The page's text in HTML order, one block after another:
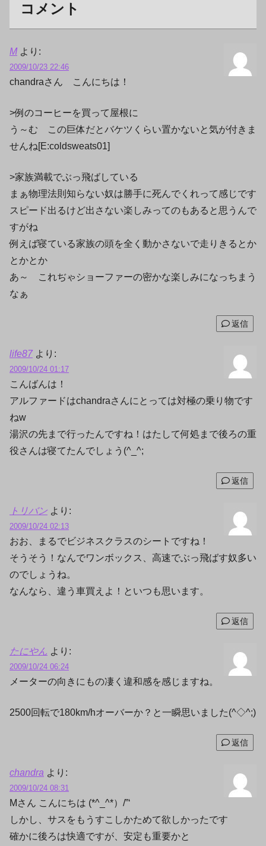
コメント
M より:
2009/10/23 22:46
chandraさん こんにちは！
>例のコーヒーを買って屋根に
う～む この巨体だとバケツくらい置かないと気が付きま
せんね[E:coldsweats01]
>家族満載でぶっ飛ばしている
まぁ物理法則知らない奴は勝手に死んでくれって感じです
スピード出るけど出さない楽しみってのもあると思うんで
すがね
例えば寝ている家族の頭を全く動かさないで走りきるとか
とかとか
あ～ これぢゃショーファーの密かな楽しみになっちまう
なぁ
返信
life87 より:
2009/10/24 01:17
こんばんは！
アルファードはchandraさんにとっては対極の乗り物です
ねw
湯沢の先まで行ったんですね！はたして何処まで後ろの重
役さんは寝てたんでしょう(^_^;
返信
トリバン より:
2009/10/24 02:13
おお、まるでビジネスクラスのシートですね！
そうそう！なんでワンボックス、高速でぶっ飛ばす奴多い
のでしょうね。
なんなら、違う車買えよ！といつも思います。
返信
たにやん より:
2009/10/24 06:24
メーターの向きにもの凄く違和感を感じますね。
2500回転で180km/hオーバーか？と一瞬思いました(^◇^;)
返信
chandra より:
2009/10/24 08:31
Mさん こんにちは (*^_^*）/”‘
しかし、サスをもうすこしかためて欲しかったです
確かに後ろは快適ですが、安定も重要かと